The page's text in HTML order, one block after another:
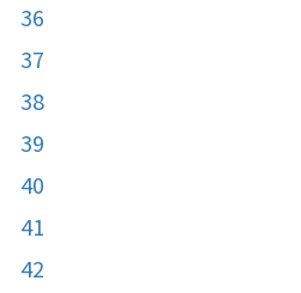
36
37
38
39
40
41
42